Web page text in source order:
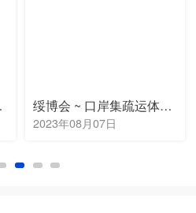
绥博会 ~ 口岸集疏运体系企业对接会
2023年08月07日